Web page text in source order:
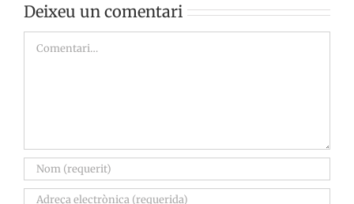
Deixeu un comentari
Comment